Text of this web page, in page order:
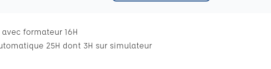
formateur 16H
25H dont 3H sur simulateur